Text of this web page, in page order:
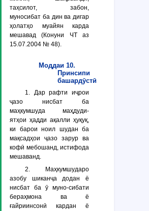
таҳсилот, забон,
муносибат ба дин ва дигар
ҳолатҳо муайян карда
мешавад (Конуни ЧТ аз
15.07.2004 № 48).
Моддаи 10.
Принсипи
башардӯстӣ
1. Дар рафти иҷрои
ҷазо нисбат ба
маҳкумшуда маҳдуди-
ятҳои ҳадди ақалли ҳуқуқ,
ки барои ноил шудан ба
мақсадҳои ҷазо зарур ва
кофӣ мебошанд, истифода
мешаванд.
2. Маҳкумшударо
азобу шиканҷа додан ё
нисбат ба ӯ муно-сибати
бераҳмона ва ё
ғайриинсонӣ кардан ё